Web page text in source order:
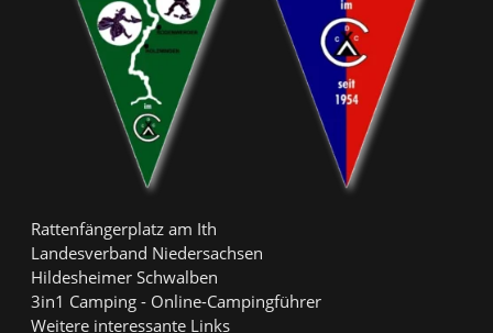
Rattenfängerplatz am Ith
Landesverband Niedersachsen
Hildesheimer Schwalben
3in1 Camping - Online-Campingführer
Weitere interessante Links